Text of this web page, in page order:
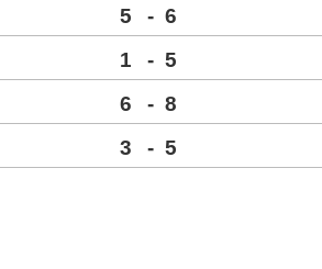
5 - 6
1 - 5
6 - 8
3 - 5